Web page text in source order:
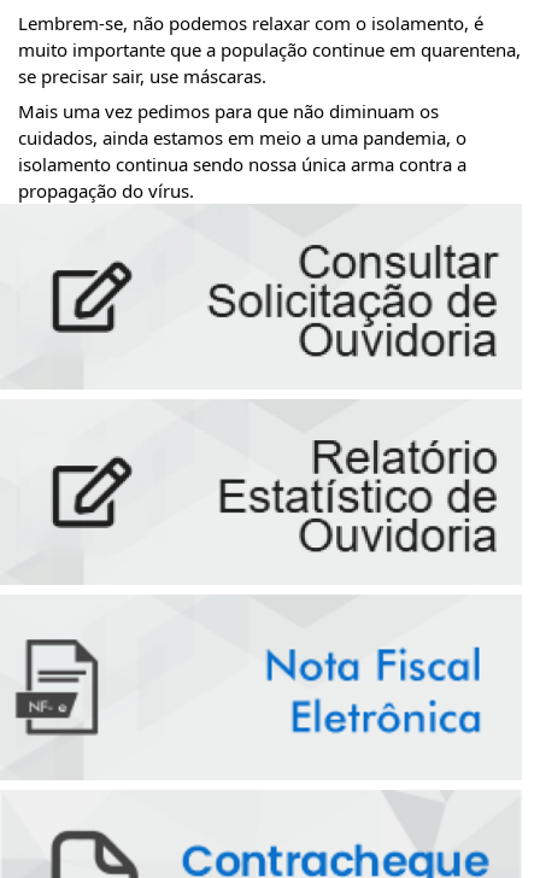
Lembrem-se, não podemos relaxar com o isolamento, é
muito importante que a população continue em quarentena,
se precisar sair, use máscaras.
Mais uma vez pedimos para que não diminuam os
cuidados, ainda estamos em meio a uma pandemia, o
isolamento continua sendo nossa única arma contra a
propagação do vírus.